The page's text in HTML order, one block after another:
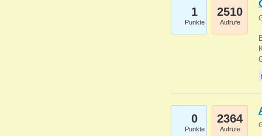
1
Punkte
2510
Aufrufe
0
Punkte
2364
Aufrufe